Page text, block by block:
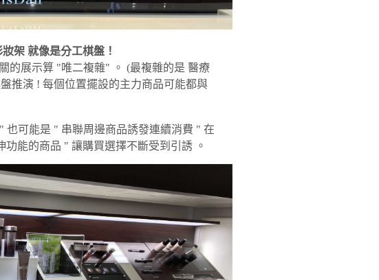
架 就像是分工棋盤！
的展示算 "唯二複雜" 。 (最複雜的是 醫療
推演 ! 每個位置擺設的主力商品可能都與
可能是 " 串聯周邊商品誘發連續消費 " 在
能的商品 " 讓購買選擇不斷受到引誘 。